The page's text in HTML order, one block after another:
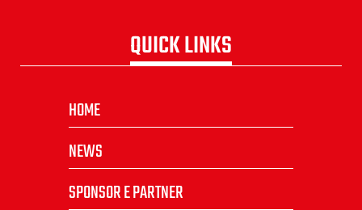
QUICK LINKS
HOME
NEWS
SPONSOR E PARTNER